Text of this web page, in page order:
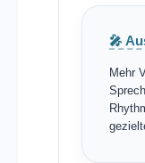
🎤
Mehr